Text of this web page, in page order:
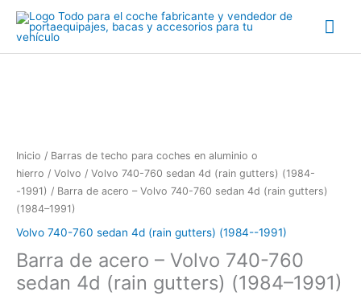
contenido
Inicio / Barras de techo para coches en aluminio o
hierro / Volvo / Volvo 740-760 sedan 4d (rain gutters) (1984-
-1991) / Barra de acero – Volvo 740-760 sedan 4d (rain gutters)
(1984–1991)
Volvo 740-760 sedan 4d (rain gutters) (1984--1991)
Barra de acero – Volvo 740-760
sedan 4d (rain gutters) (1984–1991)
740-
760
sedan
4d
gutters)
(1984-
-1991)
cantidad